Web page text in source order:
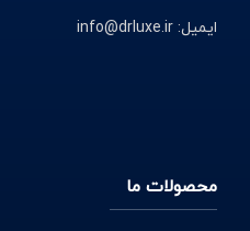
ایمیل: info@drluxe.ir
محصولات ما